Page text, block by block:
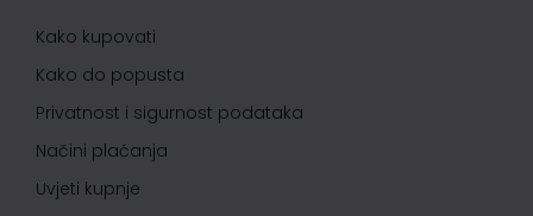
Kako kupovati
Kako do popusta
Privatnost i sigurnost podataka
Načini plaćanja
Uvjeti kupnje